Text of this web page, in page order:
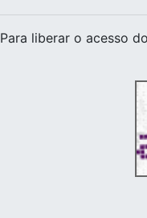
Para liberar o acesso